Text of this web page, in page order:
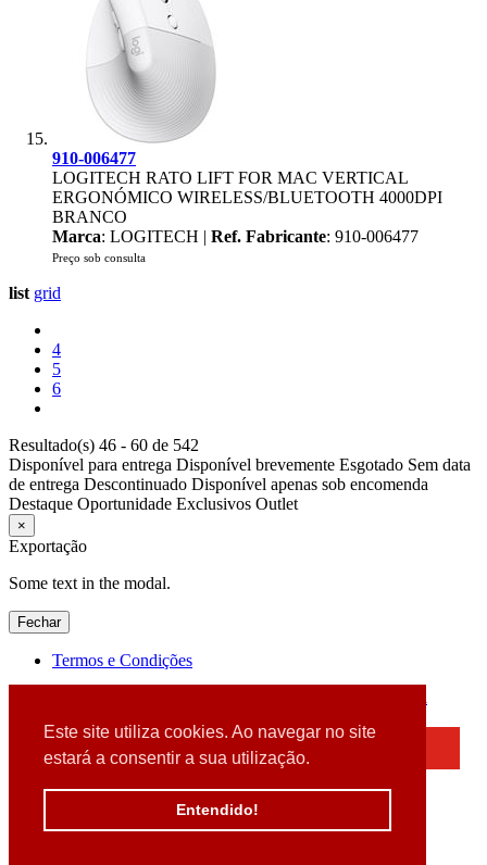
Este site utiliza cookies. Ao navegar no site
estará a consentir a sua utilização.
Entendido!
910-006477
LOGITECH RATO LIFT FOR MAC VERTICAL
ERGONÓMICO WIRELESS/BLUETOOTH 4000DPI
BRANCO
Marca: LOGITECH | Ref. Fabricante: 910-006477
Preço sob consulta
list grid
4
5
6
Resultado(s) 46 - 60 de 542
Disponível para entrega Disponível brevemente Esgotado Sem data
de entrega Descontinuado Disponível apenas sob encomenda
Destaque Oportunidade Exclusivos Outlet
×
Exportação
Some text in the modal.
Fechar
Termos e Condições
Detectamos que está a usar um browser desatualizado
Por favor, atualize o seu browser
para garantir uma melhor experiência.